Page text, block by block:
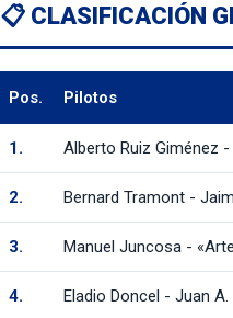
📋 CLASIFICACIÓN
Pos. Pilotos
1. Alberto Ruiz Giménez
2. Bernard Tramont -
3. Manuel Juncosa -
4. Eladio Doncel - Juan A.